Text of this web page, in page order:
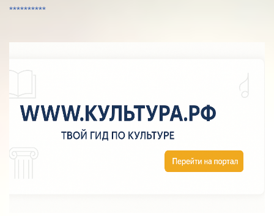
**********